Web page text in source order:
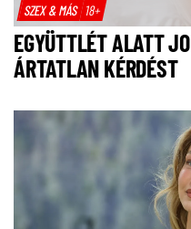
SZEX & MÁS 18+
EGYÜTTLÉT ALATT
ÁRTATLAN KÉRDÉST